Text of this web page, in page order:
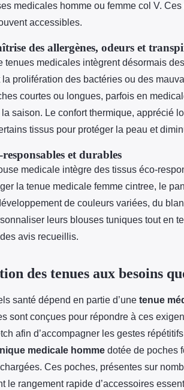
medicales homme ou femme col V.
accessibles.
des allergènes, odeurs et
tenues medicales intègrent désormais
prolifération des bactéries ou des
courtes ou longues, parfois en
saison. Le confort thermique, apprécié
tissus pour protéger la peau et
responsables et durables
medicale intègre des tissus éco-
la tenue medicale femme cintree, le
de couleurs variées, du
leurs blouses tuniques tout en
avis recueillis.
des tenues aux besoins
santé dépend en partie d’une tenue
sont conçues pour répondre à ces
afin d’accompagner les gestes
medicale homme dotée de poches
Ces poches, présentes sur
le rangement rapide d’accessoires